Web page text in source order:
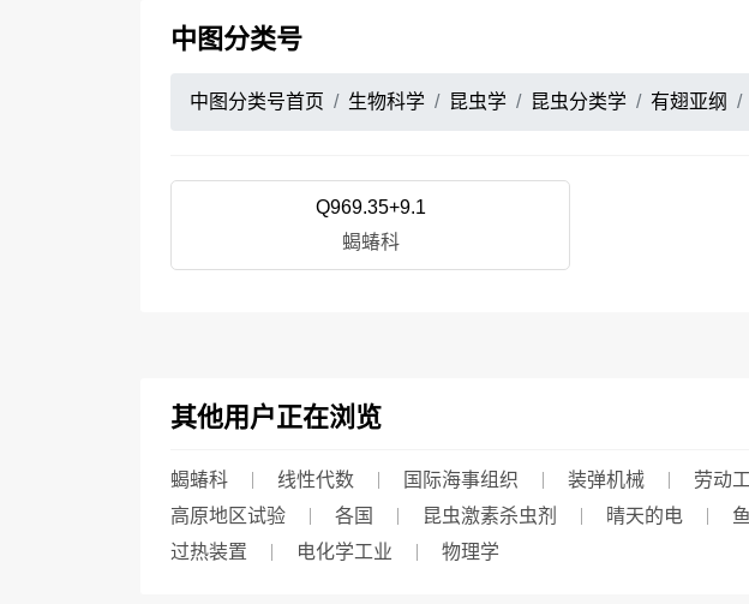
中图分类号
中图分类号首页 生物科学 昆虫学 昆虫分类学 有翅亚纲
Q969.35+9.1
蝎蝽科
其他用户正在浏览
蝎蝽科 线性代数 国际海事组织 装弹机械 劳动
高原地区试验
各国 昆虫激素杀虫剂 晴天的电
过热装置
电化学工业 物理学